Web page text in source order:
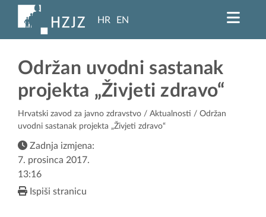
HR EN
Održan uvodni sastanak
projekta „Živjeti zdravo“
Hrvatski zavod za javno zdravstvo / Aktualnosti / Održan
uvodni sastanak projekta „Živjeti zdravo“
Zadnja izmjena:
7. prosinca 2017.
13:16
Ispiši stranicu